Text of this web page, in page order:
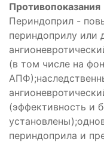
Противопоказания
Периндоприл -
периндоприлу или
(в том числе на
(эффективность и
периндоприла и